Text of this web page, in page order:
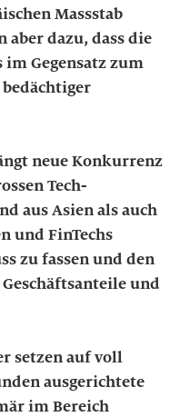
Massstab
aber dazu, dass die
Gegensatz zum
neue Konkurrenz
Tech-
aus Asien als auch
und FinTechs
zu fassen und den
und
setzen auf voll
ausgerichtete
im Bereich